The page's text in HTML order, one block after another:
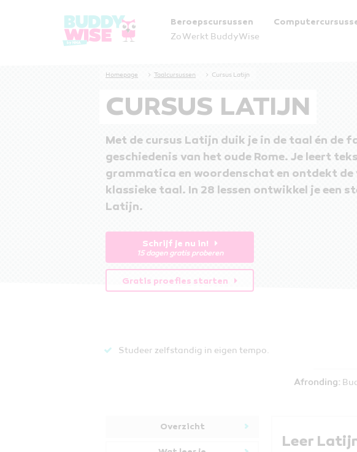
Beroepscursussen
Zo Werkt BuddyWise
Cursus Latijn
Homepage Taalcursussen Cursus Latijn
CURSUS LATIJN
Met de cursus Latijn duik je in de taal én de
geschiedenis van het oude Rome. Je leert
grammatica en woordenschat en ontdekt de
klassieke taal. In 28 lessen ontwikkel je een
Latijn.
Schrijf je nu in!
15 dagen gratis proberen
Gratis proefles starten
Studeer zelfstandig in eigen tempo.
Afronding:
Overzicht
Leer